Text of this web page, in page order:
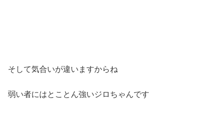
そして気合いが違いますからね
弱い者にはとことん強いジロちゃんです